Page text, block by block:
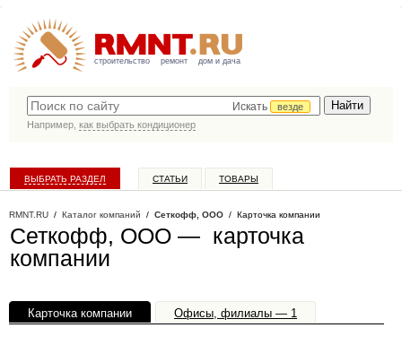
строительство ремонт дом и дача
Искать
везде
Например, как выбрать кондиционер
ВЫБРАТЬ РАЗДЕЛ СТАТЬИ ТОВАРЫ
RMNT.RU / Каталог компаний / Сеткофф, ООО / Карточка компании
Сеткофф, ООО — карточка
компании
Карточка компании Офисы, филиалы — 1